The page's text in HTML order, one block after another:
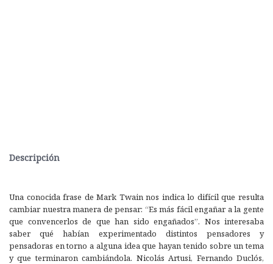
Descripción
Una conocida frase de Mark Twain nos indica lo difícil que resulta
cambiar nuestra manera de pensar: “Es más fácil engañar a la gente
que convencerlos de que han sido engañados”. Nos interesaba
saber qué habían experimentado distintos pensadores y
pensadoras en torno a alguna idea que hayan tenido sobre un tema
y que terminaron cambiándola. Nicolás Artusi, Fernando Duclós,